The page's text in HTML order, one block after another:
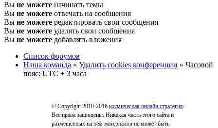
Вы не можете начинать темы
Вы не можете отвечать на сообщения
Вы не можете редактировать свои сообщения
Вы не можете удалять свои сообщения
Вы не можете добавлять вложения
Список форумов
Наша команда » Удалить cookies конференции » Часовой
пояс: UTC + 3 часа
© Copyright 2010-2016 космическая онлайн стратегия.
Все права защищены. Никакая часть этого сайта и
размещённых на нём материалов не может быть